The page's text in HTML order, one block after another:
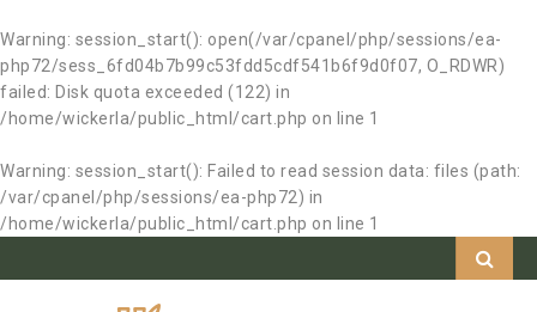
Warning: session_start(): open(/var/cpanel/php/sessions/ea-
php72/sess_6fd04b7b99c53fdd5cdf541b6f9d0f07, O_RDWR)
failed: Disk quota exceeded (122) in
/home/wickerla/public_html/cart.php on line 1
Warning: session_start(): Failed to read session data: files (path:
/var/cpanel/php/sessions/ea-php72) in
/home/wickerla/public_html/cart.php on line 1